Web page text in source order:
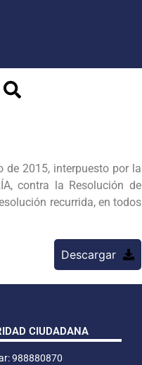
de 2015, interpuesto por la
contra la Resolución de
recurrida, en todos
Descargar
CIUDADANA
988880870